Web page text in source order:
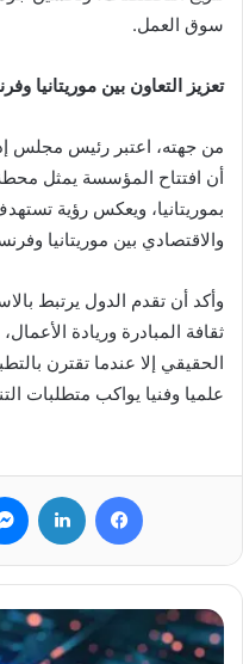
سوق العمل.
تعزيز التعاون بين موريتانيا
من جهته، اعتبر رئيس مجلس
أن افتتاح المؤسسة يمثل
بموريتانيا، ويعكس رؤية
والاقتصادي بين موريتانيا
وأكد أن تقدم الدول يرتبط
ثقافة المبادرة وريادة
الحقيقي إلا عندما تقترن
علميا وفنيا يواكب متطلبات
فيسبوك